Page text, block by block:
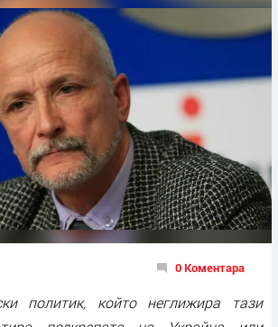
0 Коментара
политик, който неглижира тази